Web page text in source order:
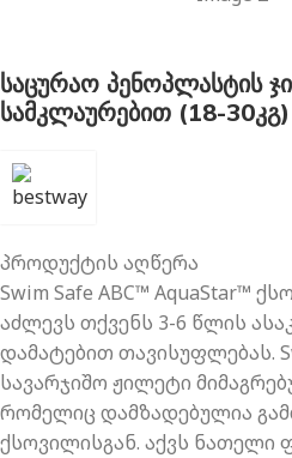
საცურაო პენოპლასტის
სამკლაურებით (18-
პროდუქტის აღწერა
Swim Safe ABC™ AquaStar™
აძლევს თქვენს 3-6 წლის
დამატებით თავისუფლებას.
სავარჯიშო ჟილეტი
რომელიც დამზადებულია
ქსოვილისგან. აქვს ნათელი